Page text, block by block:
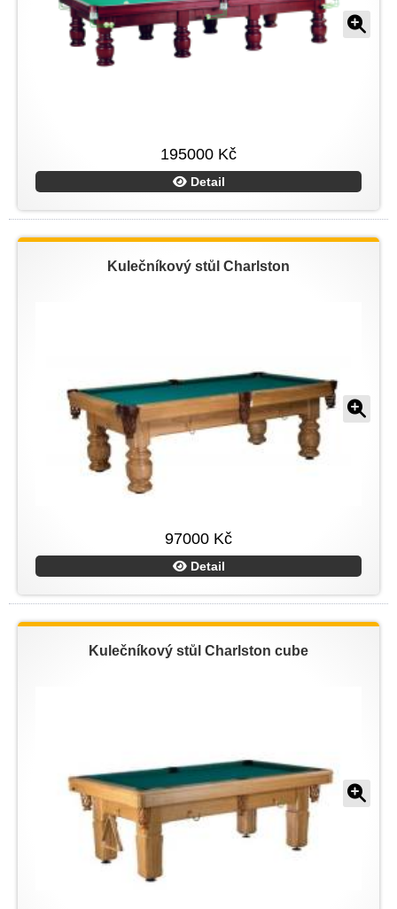
195000 Kč
Detail
Kulečníkový stůl Charlston
97000 Kč
Detail
Kulečníkový stůl Charlston cube